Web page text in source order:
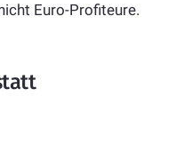
Euro-Profiteure.